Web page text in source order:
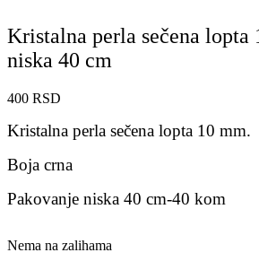
Kristalna perla sečena lopta
niska 40 cm
400 RSD
Kristalna perla sečena lopta 10 mm.
Boja crna
Pakovanje niska 40 cm-40 kom
Nema na zalihama